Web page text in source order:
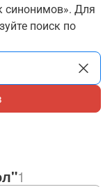
синонимов». Для
поиск по
1